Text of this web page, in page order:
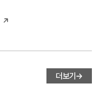
더보기